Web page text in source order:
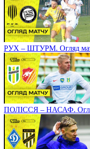
РУХ – ШТУРМ. Огляд
ПОЛІССЯ – НАСАФ.